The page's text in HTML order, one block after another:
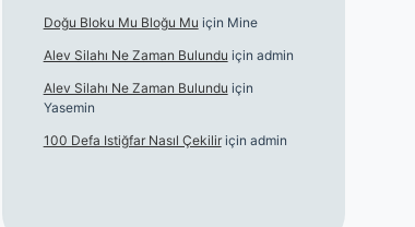
Doğu Bloku Mu Bloğu Mu için Mine
Alev Silahı Ne Zaman Bulundu için admin
Alev Silahı Ne Zaman Bulundu için
Yasemin
100 Defa Istiğfar Nasıl Çekiliriçin admin